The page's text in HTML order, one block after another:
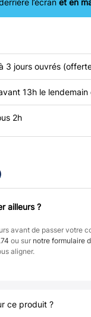
l’écran et en
3 jours ouvrés
13h le
2h
ailleurs ?
avant de passer votre
ou sur notre formulaire
aligner.
ce produit ?